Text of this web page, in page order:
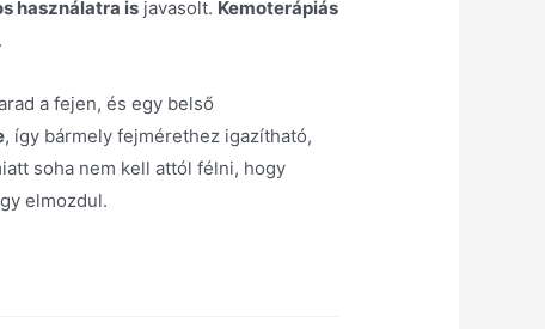
használatra is javasolt. Kemoterápiás
a fejen, és egy belső
, így bármely fejmérethez igazítható,
soha nem kell attól félni, hogy
elmozdul.